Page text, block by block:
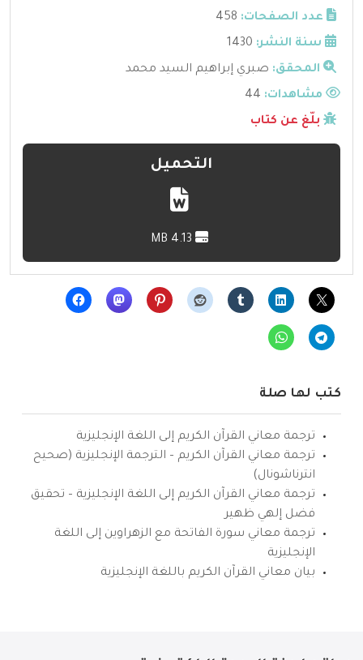
عدد الصفحات: 458
سنة النشر: 1430
المحقق: صبري إبراهيم السيد محمد
مشاهدات:
بلّغ عن كتاب
التحميل
كتب لها صلة
ترجمة معاني القرآن الكريم إلى اللغة الإنجليزية
ترجمة معاني القرآن الكريم – الترجمة الإنجليزية (صحيح
انترناشونال)
ترجمة معاني القرآن الكريم إلى اللغة الإنجليزية – تحقيق
فضل إلهي ظهير
ترجمة معاني سورة الفاتحة مع الزهراوين إلى اللغة
الإنجليزية
بيان معاني القرآن الكريم باللغة الإنجليزية